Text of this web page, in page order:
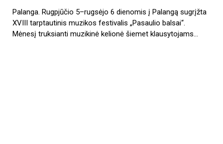
Palanga. Rugpjūčio 5–rugsėjo 6 dienomis į Palangą sugrįžta
XVIII tarptautinis muzikos festivalis „Pasaulio balsai“.
Mėnesį truksianti muzikinė kelionė šiemet klausytojams…